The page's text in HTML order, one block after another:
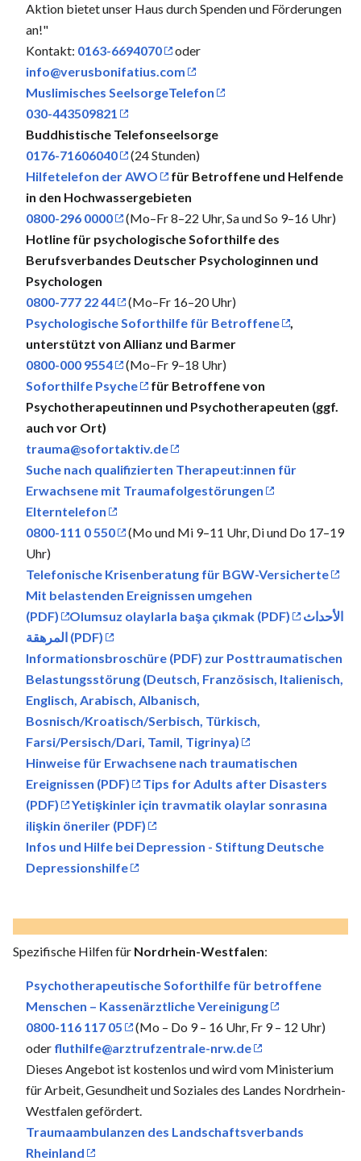
Aktion bietet unser Haus durch Spenden und Förderungen
an!"
Kontakt: 0163-6694070
oder
info@verusbonifatius.com
Muslimisches SeelsorgeTelefon
030-443509821
Buddhistische Telefonseelsorge
0176-71606040
(24 Stunden)
Hilfetelefon der AWO
für Betroffene und Helfende
in den Hochwassergebieten
0800-296 0000
(Mo–Fr 8–22 Uhr, Sa und So 9–16 Uhr)
Hotline für psychologische Soforthilfe des
Berufsverbandes Deutscher Psychologinnen und
Psychologen
0800-777 22 44
(Mo–Fr 16–20 Uhr)
Psychologische Soforthilfe für Betroffene
,
unterstützt von Allianz und Barmer
0800-000 9554
(Mo–Fr 9–18 Uhr)
Soforthilfe Psyche
für Betroffene von
Psychotherapeutinnen und Psychotherapeuten (ggf.
auch vor Ort)
trauma@sofortaktiv.de
Suche nach qualifizierten Therapeut:innen für
Erwachsene mit Traumafolgestörungen
Elterntelefon
0800-111 0 550
(Mo und Mi 9–11 Uhr, Di und Do 17–19
Uhr)
Telefonische Krisenberatung für BGW-Versicherte
Mit belastenden Ereignissen umgehen
(PDF)
Olumsuz olaylarla başa çıkmak (PDF)
الأحداث
المرهقة (PDF)
Informationsbroschüre (PDF) zur Posttraumatischen
Belastungsstörung (Deutsch, Französisch, Italienisch,
Englisch, Arabisch, Albanisch,
Bosnisch/Kroatisch/Serbisch, Türkisch,
Farsi/Persisch/Dari, Tamil, Tigrinya)
Hinweise für Erwachsene nach traumatischen
Ereignissen (PDF)
Tips for Adults after Disasters
(PDF)
Yetişkinler için travmatik olaylar sonrasına
ilişkin öneriler (PDF)
Infos und Hilfe bei Depression - Stiftung Deutsche
Depressionshilfe
Spezifische Hilfen für Nordrhein-Westfalen:
Psychotherapeutische Soforthilfe für betroffene
Menschen – Kassenärztliche Vereinigung
0800-116 117 05
(Mo – Do 9 – 16 Uhr, Fr 9 – 12 Uhr)
oder fluthilfe@arztrufzentrale-nrw.de
Dieses Angebot ist kostenlos und wird vom Ministerium
für Arbeit, Gesundheit und Soziales des Landes Nordrhein-
Westfalen gefördert.
Traumaambulanzen des Landschaftsverbands
Rheinland